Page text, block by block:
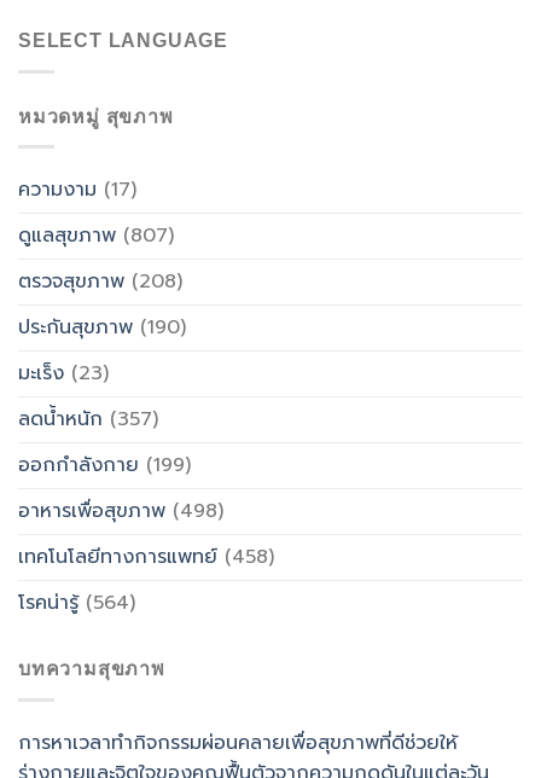
SELECT LANGUAGE
หมวดหมู่ สุขภาพ
ความงาม (17)
ดูแลสุขภาพ (807)
ตรวจสุขภาพ (208)
ประกันสุขภาพ (190)
มะเร็ง (23)
ลดน้ำหนัก (357)
ออกกำลังกาย (199)
อาหารเพื่อสุขภาพ (498)
เทคโนโลยีทางการแพทย์ (458)
โรคน่ารู้(564)
บทความสุขภาพ
การหาเวลาทำกิจกรรมผ่อนคลายเพื่อสุขภาพที่ดีช่วยให้